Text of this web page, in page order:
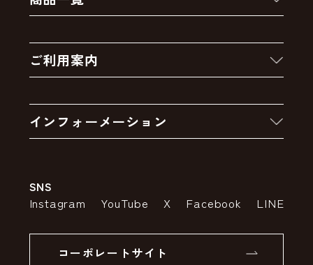
クーポン
卸販売・大量注文
アウトレットセール
ご利用案内
お支払いについて
ポイントについて
インフォーメーション
特定商取引法の表示
SSLサーバー証明書とは
SNS
Instagram YouTube X Facebook LINE
コーポレートサイト